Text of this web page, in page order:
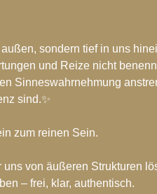
sondern tief in uns
und Reize nicht
Sinneswahrnehmung
sind.✨
zum reinen Sein.
von äußeren Strukturen
– frei, klar, authentisch.